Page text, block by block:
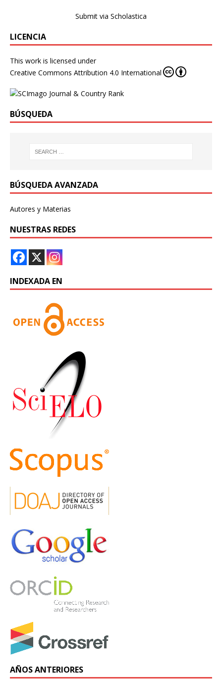
Submit via Scholastica
LICENCIA
This work is licensed under
Creative Commons Attribution 4.0 International
BÚSQUEDA
BÚSQUEDA AVANZADA
Autores y Materias
NUESTRAS REDES
INDEXADA EN
AÑOS ANTERIORES